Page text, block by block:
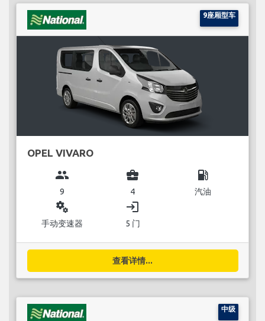
9座厢型车
OPEL VIVARO
group
9
business_center
4
local_gas_station
汽油
miscellaneous_services
手动变速器
login
5 门
查看详情...
中级